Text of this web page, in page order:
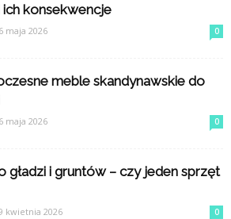
ich konsekwencje
maja 2026 0
meble skandynawskie do
maja 2026 0
gładzi i gruntów – czy jeden sprzęt
kwietnia 2026 0